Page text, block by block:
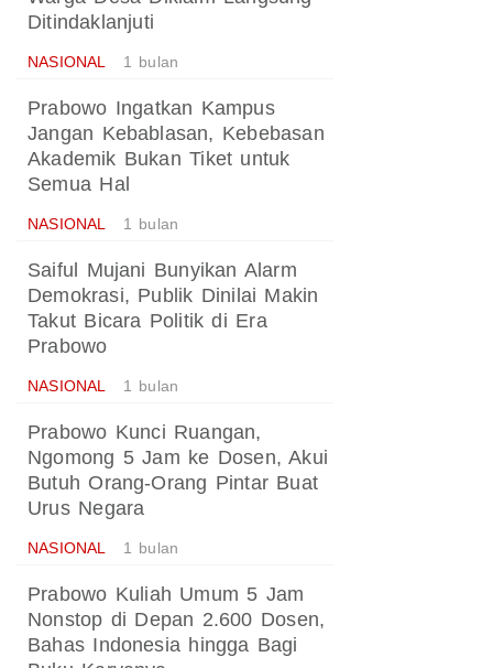
Ditindaklanjuti
NASIONAL 1 bulan
Prabowo Ingatkan Kampus
Jangan Kebablasan, Kebebasan
Akademik Bukan Tiket untuk
Semua Hal
NASIONAL 1 bulan
Saiful Mujani Bunyikan Alarm
Demokrasi, Publik Dinilai Makin
Takut Bicara Politik di Era
Prabowo
NASIONAL 1 bulan
Prabowo Kunci Ruangan,
Ngomong 5 Jam ke Dosen, Akui
Butuh Orang-Orang Pintar Buat
Urus Negara
NASIONAL 1 bulan
Prabowo Kuliah Umum 5 Jam
Nonstop di Depan 2.600 Dosen,
Bahas Indonesia hingga Bagi